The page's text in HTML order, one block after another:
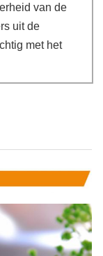
van de
uit de
met het